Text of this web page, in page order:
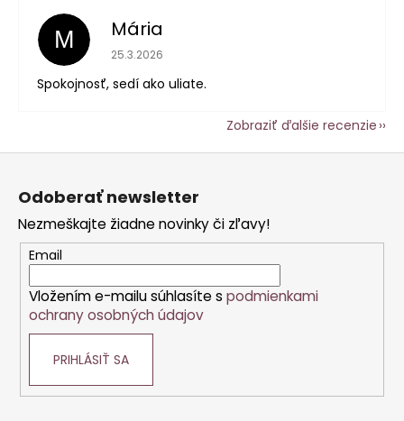
M Mária
Hodnotenie obchodu je 5 z 5 hviezdičiek.
25.3.2026
Spokojnosť, sedí ako uliate.
Zobraziť ďalšie recenzie
Z
Odoberať newsletter
Nezmeškajte žiadne novinky či zľavy!
Email
Vložením e-mailu súhlasíte s podmienkami
ochrany osobných údajov
PRIHLÁSIŤ SA